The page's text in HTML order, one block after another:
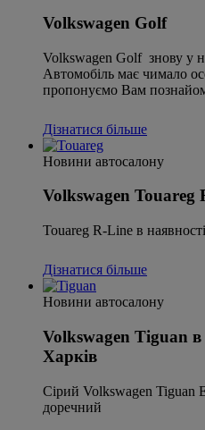
Volkswagen Golf
Volkswagen Golf знову у
Автомобіль має чимало
пропонуємо Вам
Дізнатися більше
Новини автосалону
Volkswagen Touareg
Touareg R-Line в
Дізнатися більше
Новини автосалону
Volkswagen Tiguan в
Харків
Сірий Volkswagen Tiguan
доречний